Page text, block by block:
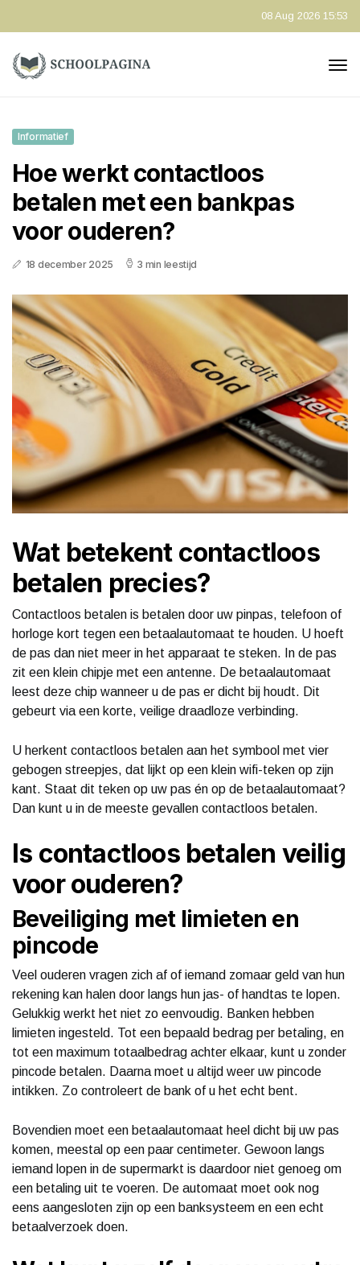
08 Aug 2026 15:53
Informatief
Hoe werkt contactloos
betalen met een bankpas
voor ouderen?
18 december 2025 3 min leestijd
Wat betekent contactloos
betalen precies?
Contactloos betalen is betalen door uw pinpas, telefoon of
horloge kort tegen een betaalautomaat te houden. U hoeft
de pas dan niet meer in het apparaat te steken. In de pas
zit een klein chipje met een antenne. De betaalautomaat
leest deze chip wanneer u de pas er dicht bij houdt. Dit
gebeurt via een korte, veilige draadloze verbinding.
U herkent contactloos betalen aan het symbool met vier
gebogen streepjes, dat lijkt op een klein wifi-teken op zijn
kant. Staat dit teken op uw pas én op de betaalautomaat?
Dan kunt u in de meeste gevallen contactloos betalen.
Is contactloos betalen veilig
voor ouderen?
Beveiliging met limieten en
pincode
Veel ouderen vragen zich af of iemand zomaar geld van hun
rekening kan halen door langs hun jas- of handtas te lopen.
Gelukkig werkt het niet zo eenvoudig. Banken hebben
limieten ingesteld. Tot een bepaald bedrag per betaling, en
tot een maximum totaalbedrag achter elkaar, kunt u zonder
pincode betalen. Daarna moet u altijd weer uw pincode
intikken. Zo controleert de bank of u het echt bent.
Bovendien moet een betaalautomaat heel dicht bij uw pas
komen, meestal op een paar centimeter. Gewoon langs
iemand lopen in de supermarkt is daardoor niet genoeg om
een betaling uit te voeren. De automaat moet ook nog
eens aangesloten zijn op een banksysteem en een echt
betaalverzoek doen.